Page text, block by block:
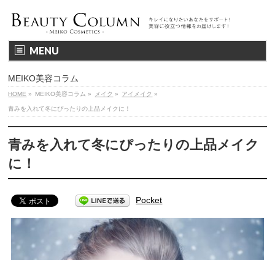
MENU
MEIKO美容コラム
HOME » MEIKO美容コラム » メイク » アイメイク »
青みを入れて冬にぴったりの上品メイクに！
青みを入れて冬にぴったりの上品メイク
に！
Pocket